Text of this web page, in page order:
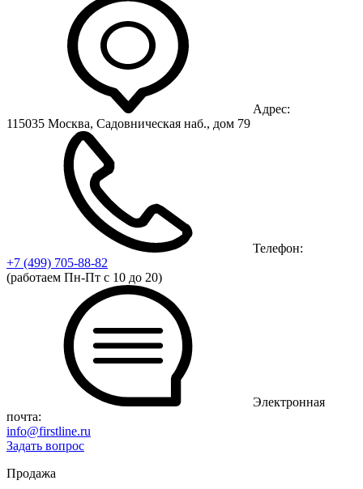
Адрес:
115035 Москва, Садовническая наб., дом 79
Телефон:
+7 (499) 705-88-82
(работаем Пн-Пт с 10 до 20)
Электронная
почта:
info@firstline.ru
Задать вопрос
Продажа